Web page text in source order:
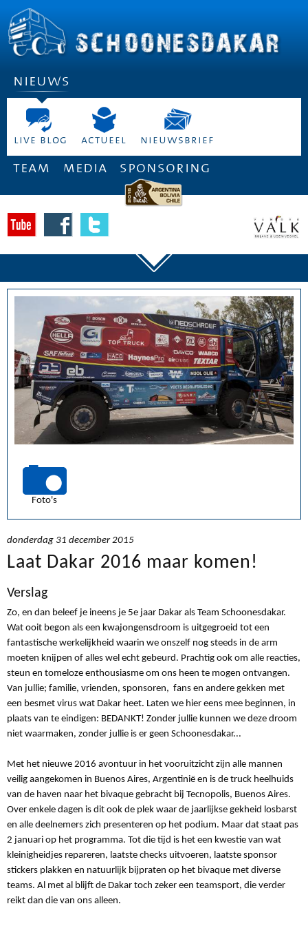
nieuws
live blog actueel nieuwsbrief
team media sponsoring
Foto's
donderdag 31 december 2015
Laat Dakar 2016 maar komen!
Verslag
Zo, en dan beleef je ineens je 5e jaar Dakar als Team Schoonesdakar.
Wat ooit begon als een kwajongensdroom is uitgegroeid tot een
fantastische werkelijkheid waarin we onszelf nog steeds in de arm
moeten knijpen of alles wel echt gebeurd. Prachtig ook om alle reacties,
steun en tomeloze enthousiasme om ons heen te mogen ontvangen.
Van jullie; familie, vrienden, sponsoren, fans en andere gekken met
een besmet virus wat Dakar heet. Laten we hier eens mee beginnen, in
plaats van te eindigen: BEDANKT! Zonder jullie kunnen we deze droom
niet waarmaken, zonder jullie is er geen Schoonesdakar...
Met het nieuwe 2016 avontuur in het vooruitzicht zijn alle mannen
veilig aangekomen in Buenos Aires, Argentinië en is de truck heelhuids
van de haven naar het bivaque gebracht bij Tecnopolis, Buenos Aires.
Over enkele dagen is dit ook de plek waar de jaarlijkse gekheid losbarst
en alle deelnemers zich presenteren op het podium. Maar dat staat pas
2 januari op het programma. Tot die tijd is het een kwestie van wat
kleinigheidjes repareren, laatste checks uitvoeren, laatste sponsor
stickers plakken en natuurlijk bijpraten op het bivaque met diverse
teams. Al met al blijft de Dakar toch zeker een teamsport, die verder
reikt dan die van ons alleen.